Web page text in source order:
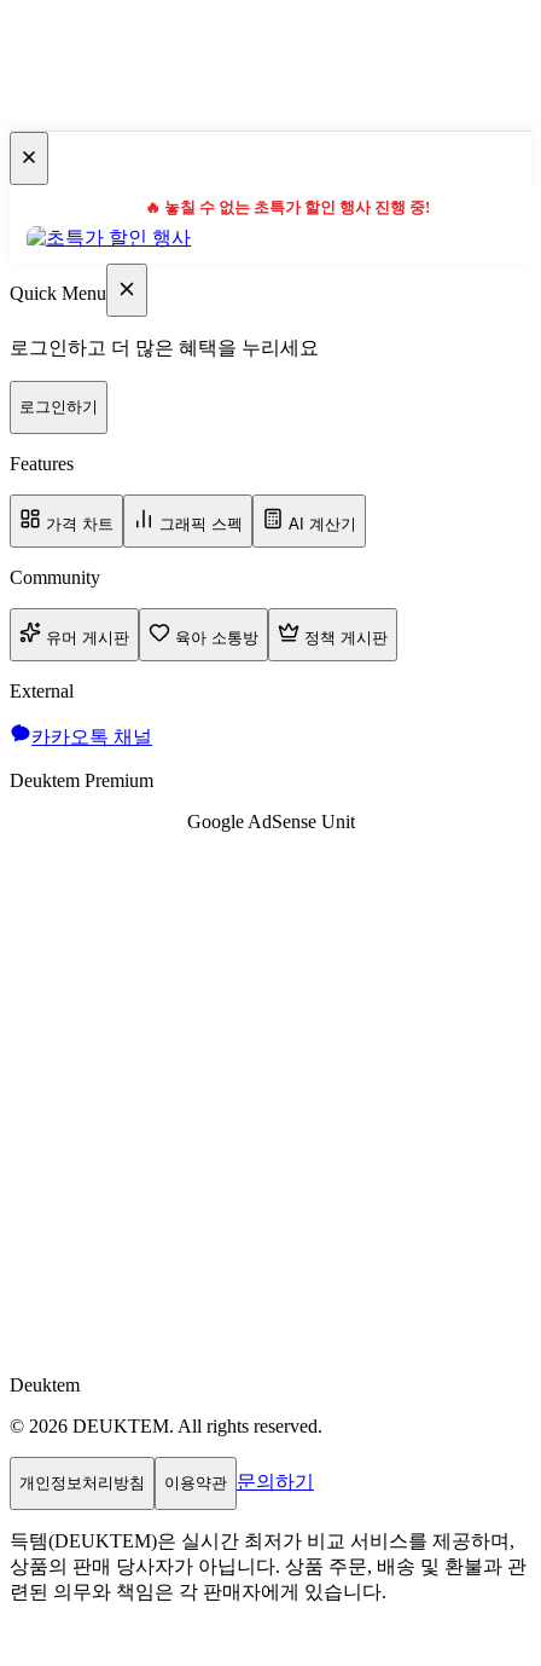
🔥 놓칠 수 없는 초특가 할인 행사 진행 중!
Quick Menu
로그인하고 더 많은 혜택을 누리세요
로그인하기
Features
가격 차트 그래픽 스펙 AI 계산기
Community
유머 게시판 육아 소통방 정책 게시판
External
카카오톡 채널
Deuktem Premium
Google AdSense Unit
Deuktem
© 2026 DEUKTEM. All rights reserved.
개인정보처리방침 이용약관 문의하기
득템(DEUKTEM)은 실시간 최저가 비교 서비스를 제공하며,
상품의 판매 당사자가 아닙니다. 상품 주문, 배송 및 환불과 관
련된 의무와 책임은 각 판매자에게 있습니다.